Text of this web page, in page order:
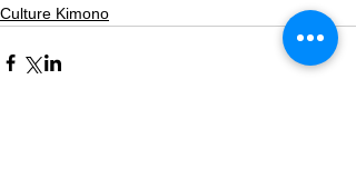
Culture Kimono